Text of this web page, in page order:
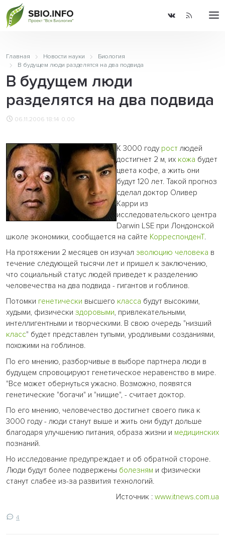
Главная Новости науки
Биология
В будущем люди разделятся на два подвида
В будущем люди
разделятся на два подвида
06.11.2006 18:14 0.00
К 3000 году рост людей
достигнет 2 м, их кожа будет
цвета кофе, а жить они
будут 120 лет. Такой прогноз
сделал доктор Оливер
Карри из
исследовательского центра
Darwin LSE при Лондонской
школе экономики, сообщается на сайте КорреспонденТ.
На протяжении 2 месяцев он изучал эволюцию человека в
течение следующей тысячи лет и пришел к заключению,
что социальный статус людей приведет к разделению
человечества на два подвида - гигантов и гоблинов.
Потомки генетически высшего класса будут высокими,
худыми, физически здоровыми, привлекательными,
интеллигентными и творческими. В свою очередь "низший
класс" будет представлен тупыми, уродливыми созданиями,
похожими на гоблинов.
По его мнению, разборчивые в выборе партнера люди в
будущем спровоцируют генетическое неравенство в мире.
"Все может обернуться ужасно. Возможно, появятся
генетические "богачи" и "нищие", - считает доктор.
По его мнению, человечество достигнет своего пика к
3000 году - люди станут выше и жить они будут дольше
благодаря улучшению питания, образа жизни и медицинских
познаний.
Но исследование предупреждает и об обратной стороне.
Люди будут более подвержены болезням и физически
станут слабее из-за развития технологий.
Источник : www.itnews.com.ua
4